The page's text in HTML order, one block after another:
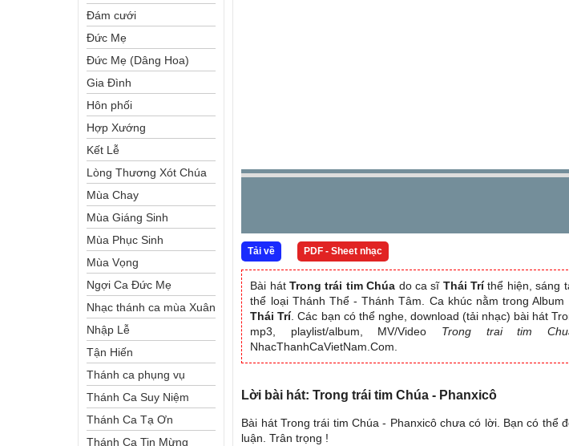
Tải về PDF - Sheet nhạc
Bài hátTrong trái tim Chúa do ca sĩ Thái Tríthể hiện, sáng
thể loại Thánh Thể - Thánh Tâm. Ca khúc nằm trong Album
Thái Trí. Các bạn có thể nghe, download (tải nhạc) bài hát
mp3, playlist/album, MV/Video Trong trai tim
NhacThanhCaVietNam.Com.
Lời bài hát: Trong trái tim Chúa - Phanxicô
Bài hát Trong trái tim Chúa - Phanxicô chưa có lời. Bạn có thể
luận. Trân trọng !
Đám cưới
Đức Mẹ
Đức Mẹ (Dâng Hoa)
Gia Đình
Hôn phối
Hợp Xướng
Kết Lễ
Lòng Thương Xót Chúa
Mùa Chay
Mùa Giáng Sinh
Mùa Phục Sinh
Mùa Vọng
Ngợi Ca Đức Mẹ
Nhạc thánh ca mùa Xuân
Nhập Lễ
Tận Hiến
Thánh ca phụng vụ
Thánh Ca Suy Niệm
Thánh Ca Tạ Ơn
Thánh Ca Tin Mừng